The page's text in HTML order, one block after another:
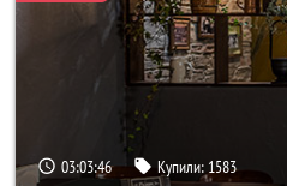
03:03:42 Купили: 1583